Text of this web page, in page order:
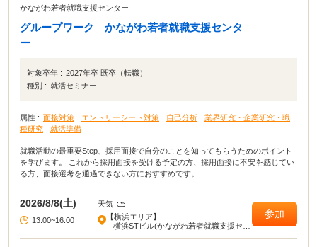
かながわ若者就職支援センター
グループワーク かながわ若者就職支援センタ
ー
対象卒年 : 2027年卒 既卒（転職）
種別 : 就活セミナー
属性 : 面接対策 エントリーシート対策 自己分析
業界研究・企業研究・職
種研究
就活準備
就職活動の最重要Step、採用面接で自分のことを知ってもらうためのポイント
を学びます。 これから採用面接を受ける予定の方、採用面接に不安を感じてい
る方、面接選考を通過できない方におすすめです。
2026/8/8(土)
天気
13:00~16:00
【横浜エリア】
横浜STビル(かながわ若者就職支援セン
参加